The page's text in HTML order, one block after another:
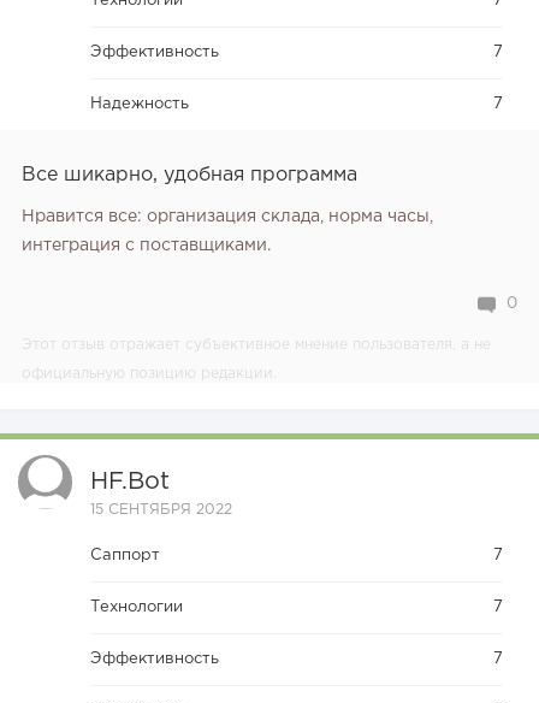
Эффективность 7
Надежность 7
Все шикарно, удобная программа
Нравится все: организация склада, норма часы,
интеграция с поставщиками.
0
Этот отзыв отражает субъективное мнение пользователя, а не
официальную позицию редакции.
HF.bot
15 СЕНТЯБРЯ 2022
Саппорт 7
Технологии 7
Эффективность 7